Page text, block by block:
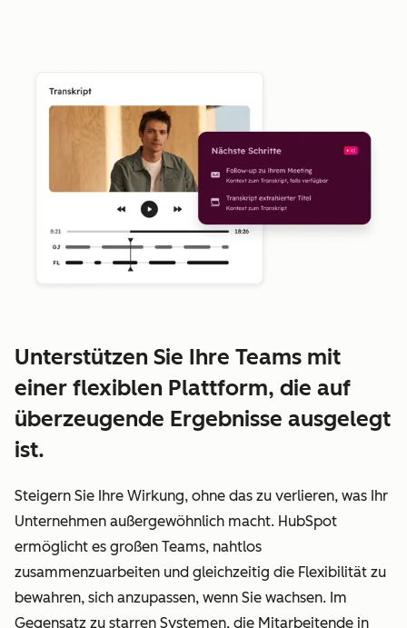
Unterstützen Sie Ihre Teams mit
einer flexiblen Plattform, die auf
überzeugende Ergebnisse ausgelegt
ist.
Steigern Sie Ihre Wirkung, ohne das zu verlieren, was Ihr
Unternehmen außergewöhnlich macht. HubSpot
ermöglicht es großen Teams, nahtlos
zusammenzuarbeiten und gleichzeitig die Flexibilität zu
bewahren, sich anzupassen, wenn Sie wachsen. Im
Gegensatz zu starren Systemen, die Mitarbeitende in